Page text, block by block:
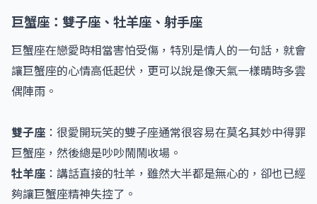
巨蟹座：雙子座、牡羊座、射手座
巨蟹座在戀愛時相當害怕受傷，特別是情人的一句話，就會
讓巨蟹座的心情高低起伏，更可以說是像天氣一樣晴時多雲
偶陣雨。
雙子座 ：很愛開玩笑的雙子座通常很容易在莫名其妙中得罪
巨蟹座，然後總是吵吵鬧鬧收場。
牡羊座 ：講話直接的牡羊，雖然大半都是無心的，卻也已經
夠讓巨蟹座精神失控了。